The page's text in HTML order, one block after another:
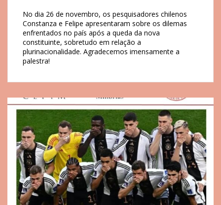
No dia 26 de novembro, os pesquisadores chilenos
Constanza e Felipe apresentaram sobre os dilemas
enfrentados no país após a queda da nova
constituinte, sobretudo em relação a
plurinacionalidade. Agradecemos imensamente a
palestra!